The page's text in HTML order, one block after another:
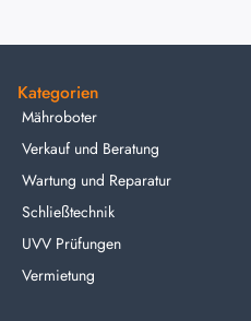
Kategorien
Mähroboter
Verkauf und Beratung
Wartung und Reparatur
Schließtechnik
UVV Prüfungen
Vermietung